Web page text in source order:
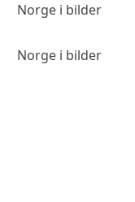
Norge i bilder
Norge i bilder